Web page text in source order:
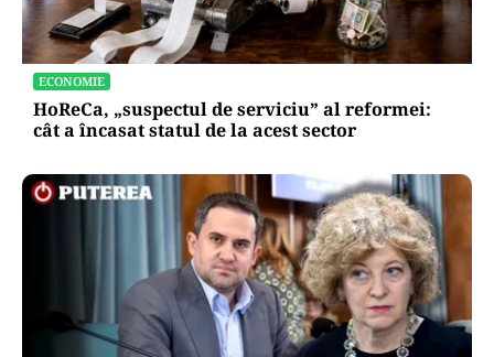
ECONOMIE
HoReCa, „suspectul de serviciu” al reformei:
cât a încasat statul de la acest sector